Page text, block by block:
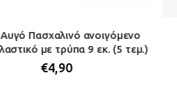
Αυγό Πασχαλινό ανοιγόμενο
με τρύπα 9 εκ. (5 τεμ.)
€4,90